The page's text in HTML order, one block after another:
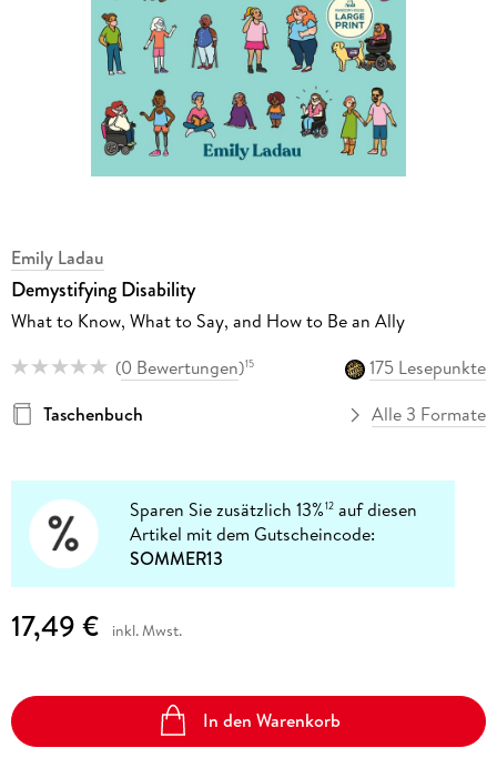
Emily Ladau
Demystifying Disability
What to Know, What to Say, and How to Be an Ally
(0 Bewertungen)15
175 Lesepunkte
Taschenbuch
Alle 3 Formate
Sparen Sie zusätzlich 13%12 auf diesen
Artikel mit dem Gutscheincode:
SOMMER13
17,49 € inkl. Mwst.
In den Warenkorb